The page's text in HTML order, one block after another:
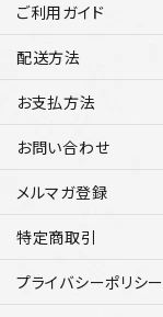
ご利用ガイド
配送方法
お支払方法
お問い合わせ
メルマガ登録
特定商取引
プライバシーポリシー